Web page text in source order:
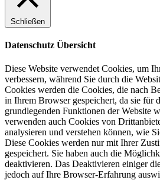
Schließen
Datenschutz Übersicht
Diese Website verwendet Cookies, um
verbessern, während Sie durch die
Cookies werden die Cookies, die nach
in Ihrem Browser gespeichert, da sie für
grundlegenden Funktionen der Website
verwenden auch Cookies von
analysieren und verstehen können, wie
Diese Cookies werden nur mit Ihrer
gespeichert. Sie haben auch die
deaktivieren. Das Deaktivieren einiger
jedoch auf Ihre Browser-Erfahrung